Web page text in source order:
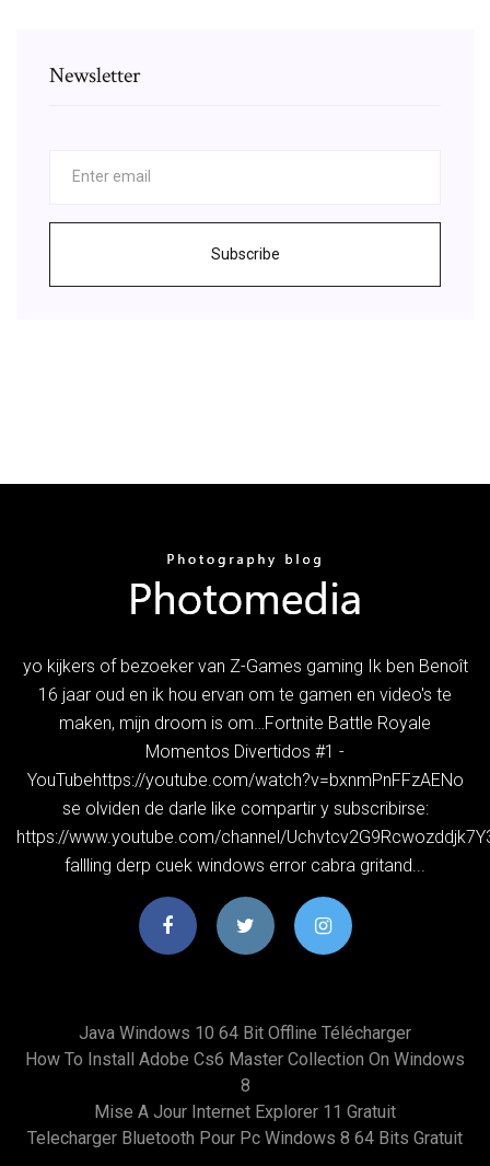
Newsletter
Subscribe
yo kijkers of bezoeker van Z-Games gaming Ik ben Benoît
16 jaar oud en ik hou ervan om te gamen en video's te
maken, mijn droom is om…Fortnite Battle Royale
Momentos Divertidos #1 -
YouTubehttps://youtube.com/watch?v=bxnmPnFFzAENo
se olviden de darle like compartir y subscribirse:
https://www.youtube.com/channel/
fallling derp cuek windows error cabra gritand...
Java Windows 10 64 Bit Offline Télécharger
How To Install Adobe Cs6 Master Collection On Windows
8
Mise A Jour Internet Explorer 11 Gratuit
Telecharger Bluetooth Pour Pc Windows 8 64 Bits Gratuit